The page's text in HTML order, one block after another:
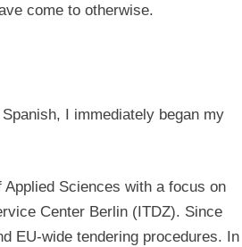
come to otherwise.
I immediately began my
Sciences with a focus on
Center Berlin (ITDZ). Since
EU-wide tendering procedures. In